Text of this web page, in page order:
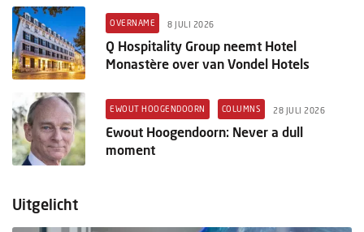
OVERNAME 8 JULI 2026
Q Hospitality Group neemt Hotel
Monastère over van Vondel Hotels
EWOUT HOOGENDOORN COLUMNS 28 JULI 2026
Ewout Hoogendoorn: Never a dull
moment
Uitgelicht